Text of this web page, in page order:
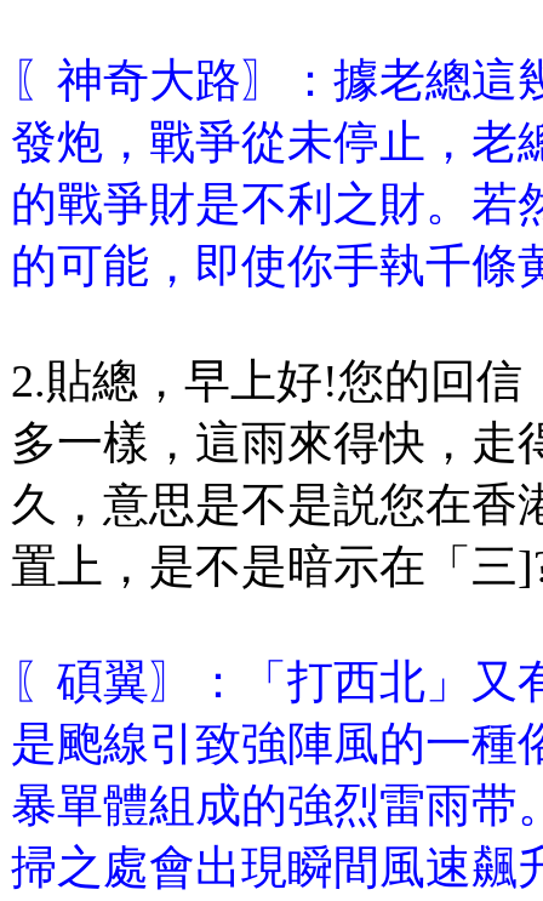
〖神奇大路〗：據老總
發炮，戰爭從未停止，老
的戰爭財是不利之財。若
的可能，即使你手執千條
2.貼總，早上好!您的回
多一樣，這雨來得快，走
久，意思是不是説您在香
置上，是不是暗示在「三
〖碩翼〗：「打西北」
是颮線引致強陣風的一種
暴單體組成的強烈雷雨带
掃之處會出現瞬間風速飆